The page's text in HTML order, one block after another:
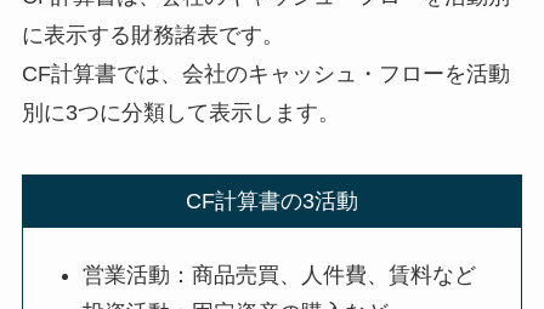
に表示する財務諸表です。
CF計算書では、会社のキャッシュ・フローを活動
別に3つに分類して表示します。
CF計算書の3活動
営業活動 ：商品売買、人件費、賃料など